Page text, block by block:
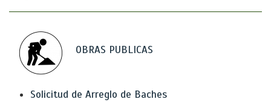
OBRAS PUBLICAS
Solicitud de Arreglo de Baches